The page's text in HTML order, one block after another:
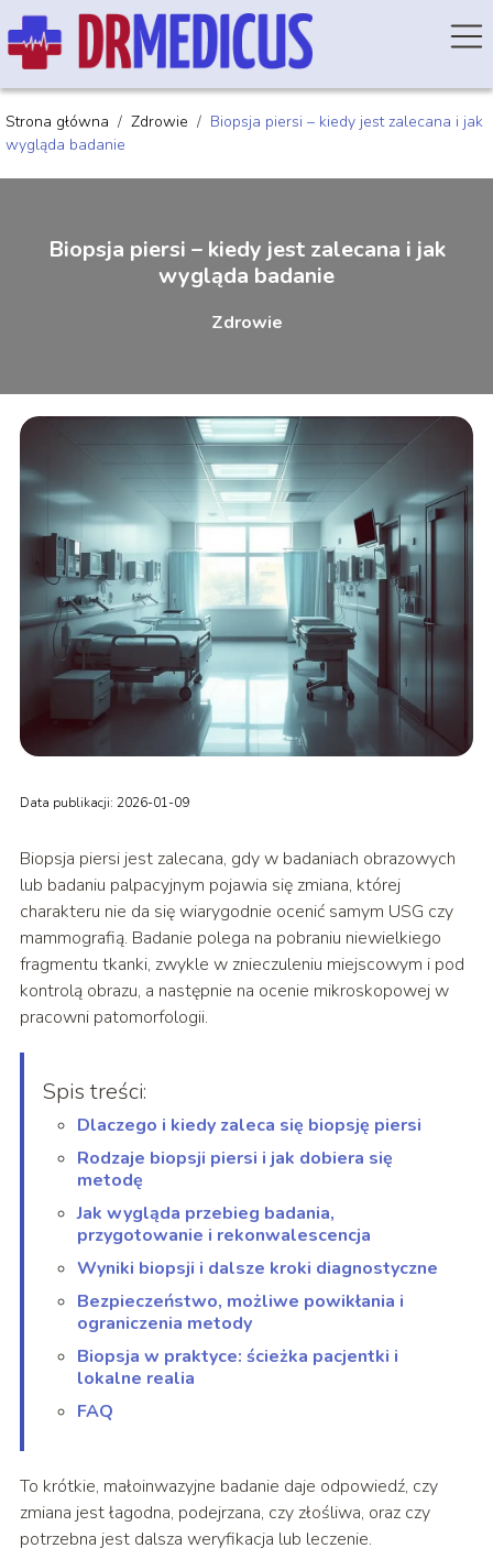
Strona główna / Zdrowie / Biopsja piersi – kiedy jest zalecana i jak
wygląda badanie
Biopsja piersi – kiedy jest zalecana i jak
wygląda badanie
Zdrowie
Data publikacji: 2026-01-09
Biopsja piersi jest zalecana, gdy w badaniach obrazowych
lub badaniu palpacyjnym pojawia się zmiana, której
charakteru nie da się wiarygodnie ocenić samym USG czy
mammografią. Badanie polega na pobraniu niewielkiego
fragmentu tkanki, zwykle w znieczuleniu miejscowym i pod
kontrolą obrazu, a następnie na ocenie mikroskopowej w
pracowni patomorfologii.
Spis treści:
Dlaczego i kiedy zaleca się biopsję piersi
Rodzaje biopsji piersi i jak dobiera się
metodę
Jak wygląda przebieg badania,
przygotowanie i rekonwalescencja
Wyniki biopsji i dalsze kroki diagnostyczne
Bezpieczeństwo, możliwe powikłania i
ograniczenia metody
Biopsja w praktyce: ścieżka pacjentki i
lokalne realia
FAQ
To krótkie, małoinwazyjne badanie daje odpowiedź, czy
zmiana jest łagodna, podejrzana, czy złośliwa, oraz czy
potrzebna jest dalsza weryfikacja lub leczenie.